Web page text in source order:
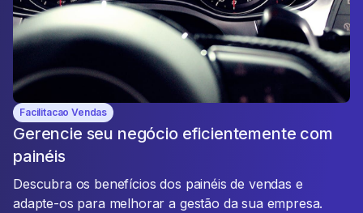
Facilitacao Vendas
Gerencie seu negócio eficientemente com
painéis
Descubra os benefícios dos painéis de vendas e
adapte-os para melhorar a gestão da sua empresa.